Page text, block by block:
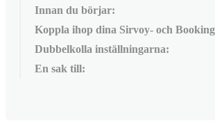
Innan du börjar:
Koppla ihop dina Sirvoy- och
Dubbelkolla inställningarna:
En sak till: